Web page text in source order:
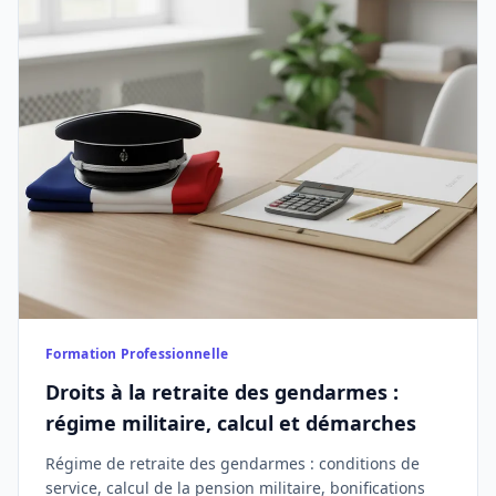
Formation Professionnelle
Droits à la retraite des gendarmes :
régime militaire, calcul et démarches
Régime de retraite des gendarmes : conditions de
service, calcul de la pension militaire, bonifications